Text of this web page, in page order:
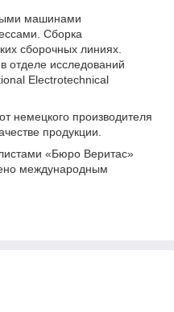
машинами
Сборка
сборочных линиях.
отделе исследований
Electrotechnical
немецкого производителя
продукции.
«Бюро Веритас»
международным